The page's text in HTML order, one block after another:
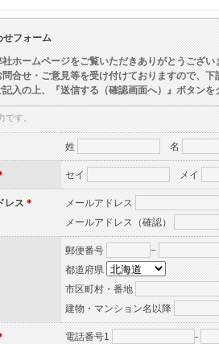
せフォーム
ホームページをご覧いただきありがとうござい
合せ・ご意見等を受け付けておりますので、
入の上、『送信する（確認画面へ）』ボタンを
です。
姓 名
セイ メイ
レス＊
メールアドレス
メールアドレス（確認）
郵便番号
−
都道府県
市区町村・番地
建物・マンション名以降
電話番号1 -